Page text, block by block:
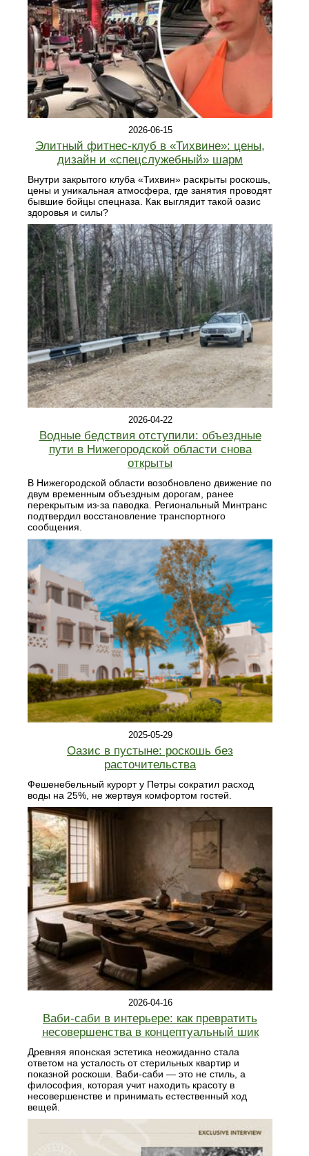
2026-06-15
Элитный фитнес‑клуб в «Тихвине»: цены,
дизайн и «спецслужебный» шарм
Внутри закрытого клуба «Тихвин» раскрыты роскошь,
цены и уникальная атмосфера, где занятия проводят
бывшие бойцы спецназа. Как выглядит такой оазис
здоровья и силы?
2026-04-22
Водные бедствия отступили: объездные
пути в Нижегородской области снова
открыты
В Нижегородской области возобновлено движение по
двум временным объездным дорогам, ранее
перекрытым из-за паводка. Региональный Минтранс
подтвердил восстановление транспортного
сообщения.
2025-05-29
Оазис в пустыне: роскошь без
расточительства
Фешенебельный курорт у Петры сократил расход
воды на 25%, не жертвуя комфортом гостей.
2026-04-16
Ваби-саби в интерьере: как превратить
несовершенства в концептуальный шик
Древняя японская эстетика неожиданно стала
ответом на усталость от стерильных квартир и
показной роскоши. Ваби-саби — это не стиль, а
философия, которая учит находить красоту в
несовершенстве и принимать естественный ход
вещей.